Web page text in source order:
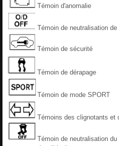
Témoin d'anomalie
Témoin de neutralisation
Témoin de sécurité
Témoin de dérapage
Témoin de mode SPORT
Témoins des clignotants et
Témoin de neutralisation